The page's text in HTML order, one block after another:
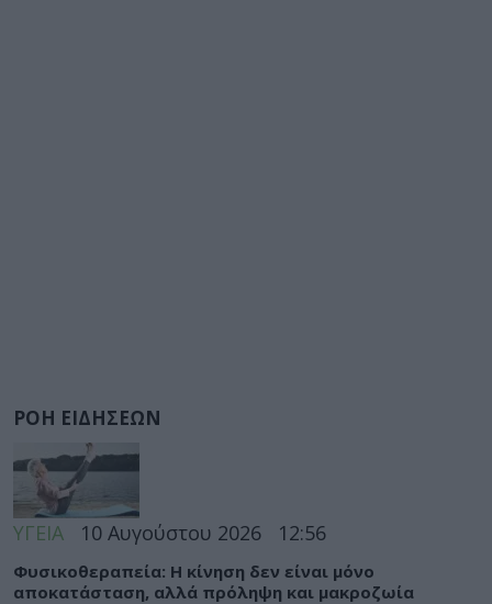
ΡΟΗ ΕΙΔΗΣΕΩΝ
ΥΓΕΙΑ 10 Αυγούστου 2026 12:56
Φυσικοθεραπεία: Η κίνηση δεν είναι μόνο
αποκατάσταση, αλλά πρόληψη και μακροζωία